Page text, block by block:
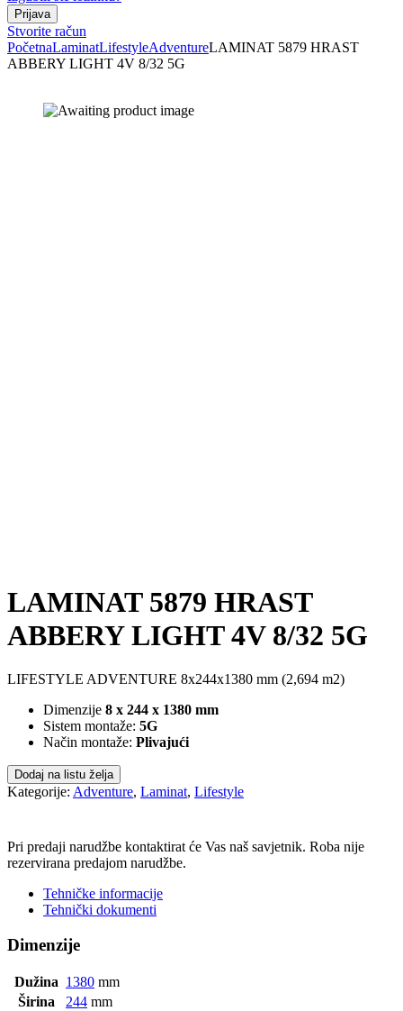
Stvorite račun
PočetnaLaminatLifestyleAdventureLAMINAT 5879 HRAST
ABBERY LIGHT 4V 8/32 5G
LAMINAT 5879 HRAST
ABBERY LIGHT 4V 8/32 5G
LIFESTYLE ADVENTURE 8x244x1380 mm (2,694 m2)
Dimenzije 8 x 244 x 1380 mm
Sistem montaže: 5G
Način montaže: Plivajući
Dodaj na listu želja
Kategorije: Adventure, Laminat, Lifestyle
Pri predaji narudžbe kontaktirat će Vas naš savjetnik. Roba nije
rezervirana predajom narudžbe.
Tehničke informacije
Tehnički dokumenti
Dimenzije
Dužina 1380 mm
Širina
244 mm